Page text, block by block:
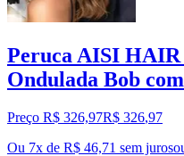
Peruca AISI
Ondulada Bob
Preço R$ 326,97R$ 326,97
Ou 7x de R$ 46,71 sem juros